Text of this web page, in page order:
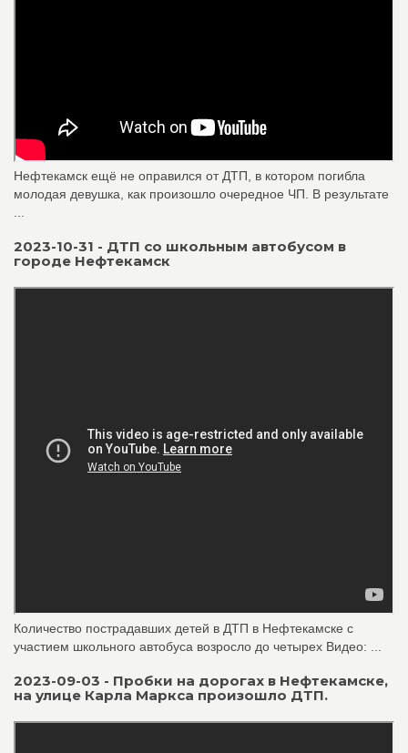
Нефтекамск ещё не оправился от ДТП, в котором погибла
молодая девушка, как произошло очередное ЧП. В результате
2023-10-31 - ДТП со школьным автобусом в
городе Нефтекамск
Количество пострадавших детей в ДТП в Нефтекамске с
участием школьного автобуса возросло до четырех Видео: ...
2023-09-03 - Пробки на дорогах в Нефтекамске,
на улице Карла Маркса произошло ДТП.